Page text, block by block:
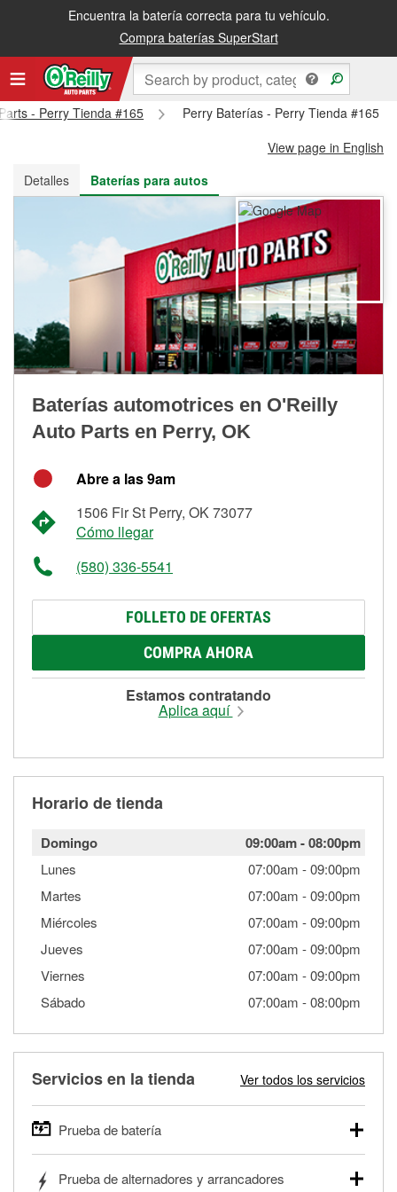
Encuentra la batería correcta para tu vehículo.
Compra baterías SuperStart
Recibe tu orden gratis al día siguiente o recógela en la tienda
- Perry Tienda #165
Perry Baterías - Perry Tienda #165
View page in English
Detalles
Baterías para autos
Baterías automotrices en O'Reilly
Auto Parts en Perry, OK
Abre a las 9am
1506 Fir St Perry, OK 73077
Cómo llegar
(580) 336-5541
FOLLETO DE OFERTAS
COMPRA AHORA
Estamos contratando
Aplica aquí
Horario de tienda
Domingo 09:00am-08:00pm
Lunes 07:00am -09:00pm
Martes
07:00am -09:00pm
Miércoles
07:00am -09:00pm
Jueves
07:00am -09:00pm
Viernes
07:00am -09:00pm
Sábado
07:00am -08:00pm
Servicios en la tienda Ver todos los servicios
Prueba de batería
autos, camionetas, SUVs, vehículos comerciales y
Prueba de alternadores y arrancadores